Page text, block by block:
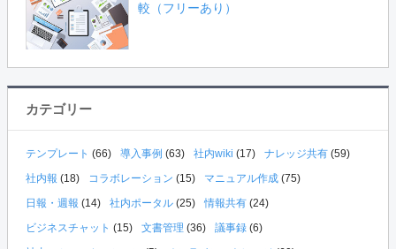
較（フリーあり）
カテゴリー
テンプレート (66) 導入事例 (63) 社内wiki (17) ナレッジ共有 (59)
社内報 (18) コラボレーション (15) マニュアル作成 (75)
日報・週報 (14) 社内ポータル (25) 情報共有 (24)
ビジネスチャット (15) 文書管理 (36) 議事録 (6)